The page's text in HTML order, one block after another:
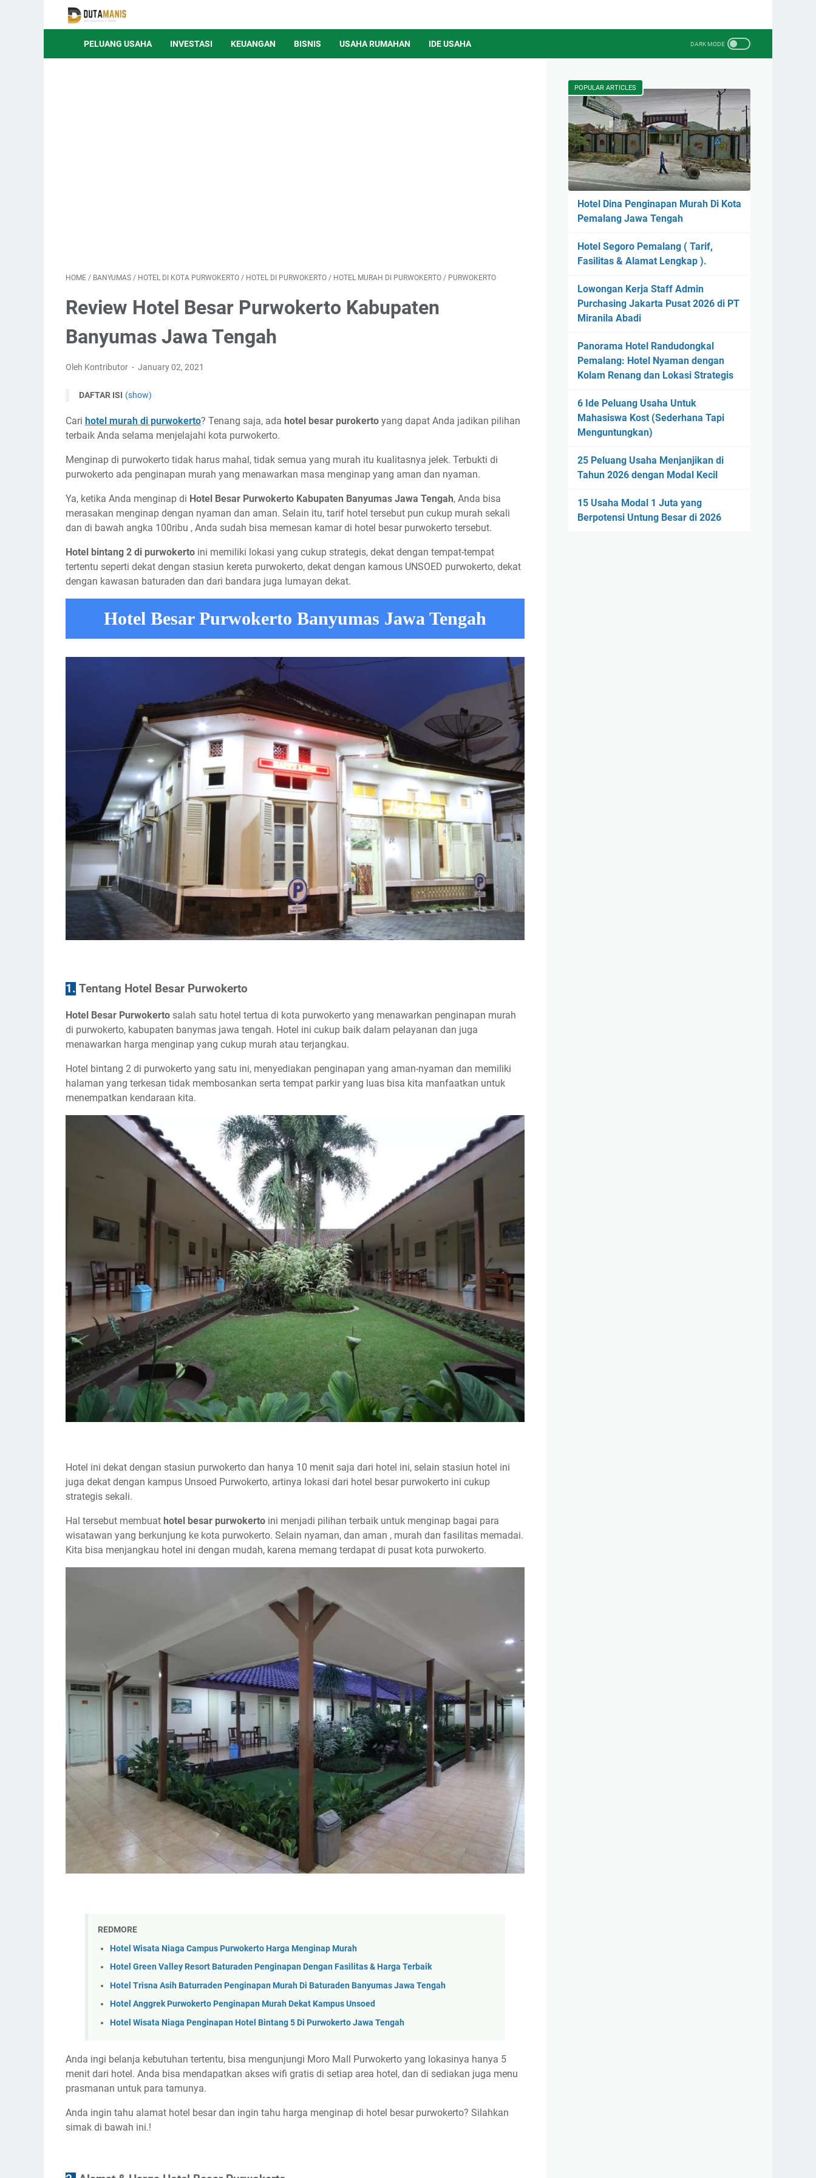
PELUANG USAHA INVESTASI KEUANGAN BISNIS USAHA RUMAHAN IDE USAHA
HOME / BANYUMAS / HOTEL DI KOTA PURWOKERTO / HOTEL DI PURWOKERTO / HOTEL MURAH DI PURWOKERTO / PURWOKERTO
Review Hotel Besar Purwokerto Kabupaten
Banyumas Jawa Tengah
Oleh Kontributor January 02, 2021
DAFTAR ISI (show)
Cari hotel murah di purwokerto? Tenang saja, ada hotel besar purokerto yang dapat Anda jadikan pilihan
terbaik Anda selama menjelajahi kota purwokerto.
Menginap di purwokerto tidak harus mahal, tidak semua yang murah itu kualitasnya jelek. Terbukti di
purwokerto ada penginapan murah yang menawarkan masa menginap yang aman dan nyaman.
Ya, ketika Anda menginap di Hotel Besar Purwokerto Kabupaten Banyumas Jawa Tengah, Anda bisa
merasakan menginap dengan nyaman dan aman. Selain itu, tarif hotel tersebut pun cukup murah sekali
dan di bawah angka 100ribu , Anda sudah bisa memesan kamar di hotel besar purwokerto tersebut.
Hotel bintang 2 di purwokerto ini memiliki lokasi yang cukup strategis, dekat dengan tempat-tempat
tertentu seperti dekat dengan stasiun kereta purwokerto, dekat dengan kamous UNSOED purwokerto, dekat
dengan kawasan baturaden dan dari bandara juga lumayan dekat.
Hotel Besar Purwokerto Banyumas Jawa Tengah
1. Tentang Hotel Besar Purwokerto
Hotel Besar Purwokerto salah satu hotel tertua di kota purwokerto yang menawarkan penginapan murah
di purwokerto, kabupaten banymas jawa tengah. Hotel ini cukup baik dalam pelayanan dan juga
menawarkan harga menginap yang cukup murah atau terjangkau.
Hotel bintang 2 di purwokerto yang satu ini, menyediakan penginapan yang aman-nyaman dan memiliki
halaman yang terkesan tidak membosankan serta tempat parkir yang luas bisa kita manfaatkan untuk
menempatkan kendaraan kita.
Hotel ini dekat dengan stasiun purwokerto dan hanya 10 menit saja dari hotel ini, selain stasiun hotel ini
juga dekat dengan kampus Unsoed Purwokerto, artinya lokasi dari hotel besar purwokerto ini cukup
strategis sekali.
Hal tersebut membuat hotel besar purwokerto ini menjadi pilihan terbaik untuk menginap bagai para
wisatawan yang berkunjung ke kota purwokerto. Selain nyaman, dan aman , murah dan fasilitas memadai.
Kita bisa menjangkau hotel ini dengan mudah, karena memang terdapat di pusat kota purwokerto.
REDMORE
Hotel Wisata Niaga Campus Purwokerto Harga Menginap Murah
Hotel Green Valley Resort Baturaden Penginapan Dengan Fasilitas & Harga Terbaik
Hotel Trisna Asih Baturraden Penginapan Murah Di Baturaden Banyumas Jawa Tengah
Hotel Anggrek Purwokerto Penginapan Murah Dekat Kampus Unsoed
Hotel Wisata Niaga Penginapan Hotel Bintang 5 Di Purwokerto Jawa Tengah
Anda ingi belanja kebutuhan tertentu, bisa mengunjungi Moro Mall Purwokerto yang lokasinya hanya 5
menit dari hotel. Anda bisa mendapatkan akses wifi gratis di setiap area hotel, dan di sediakan juga menu
prasmanan untuk para tamunya.
Anda ingin tahu alamat hotel besar dan ingin tahu harga menginap di hotel besar purwokerto? Silahkan
simak di bawah ini.!
POPULAR ARTICLES
Hotel Dina Penginapan Murah Di Kota
Pemalang Jawa Tengah
Hotel Segoro Pemalang ( Tarif,
Fasilitas & Alamat Lengkap ).
Lowongan Kerja Staff Admin
Purchasing Jakarta Pusat 2026 di PT
Miranila Abadi
Panorama Hotel Randudongkal
Pemalang: Hotel Nyaman dengan
Kolam Renang dan Lokasi Strategis
6 Ide Peluang Usaha Untuk
Mahasiswa Kost (Sederhana Tapi
Menguntungkan)
25 Peluang Usaha Menjanjikan di
Tahun 2026 dengan Modal Kecil
15 Usaha Modal 1 Juta yang
Berpotensi Untung Besar di 2026